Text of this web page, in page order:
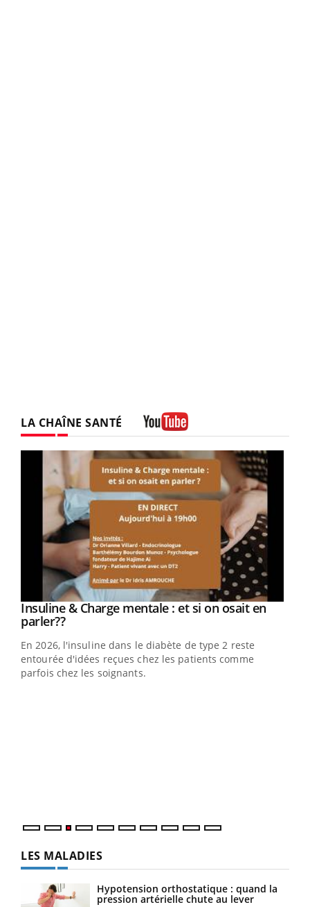
LA CHAÎNE SANTÉ
Youtube
Insuline & Charge mentale : et si on osait en
parler??Youtube
En 2026, l'insuline dans le diabète de type 2 reste
entourée d'idées reçues chez les patients comme
parfois chez les soignants.
LES MALADIES
Hypotension orthostatique : quand la
pression artérielle chute au lever